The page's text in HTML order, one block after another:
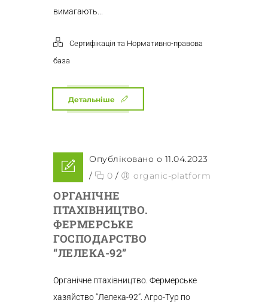
вимагають...
Сертифікація та Нормативно-правова
база
Детальніше
Опубліковано о 11.04.2023
/
0 / organic-platform
ОРГАНІЧНЕ
ПТАХІВНИЦТВО.
ФЕРМЕРСЬКЕ
ГОСПОДАРСТВО
“ЛЕЛЕКА-92”
Органічне птахівництво. Фермерське
хазяйство “Лелека-92”. Агро-Тур по